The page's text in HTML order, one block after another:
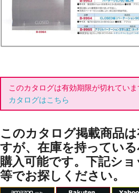
このカタログは有効期限が切れてい
カタログはこちら
このカタログ掲載商品
すが、在庫を持ってい
購入可能です。下記シ
等でお探しください。